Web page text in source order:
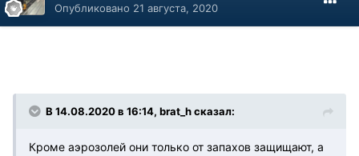
Опубликовано 21 августа, 2020
В 14.08.2020 в 16:14, brat_h сказал:
Кроме аэрозолей они только от запахов защищают, а